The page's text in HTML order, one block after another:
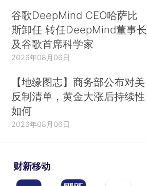
谷歌DeepMind CEO哈萨比
斯卸任 转任DeepMind董事长
及谷歌首席科学家
2026年08月06日
【地缘图志】商务部公布对美
反制清单，黄金大涨后持续性
如何
2026年08月06日
财新移动